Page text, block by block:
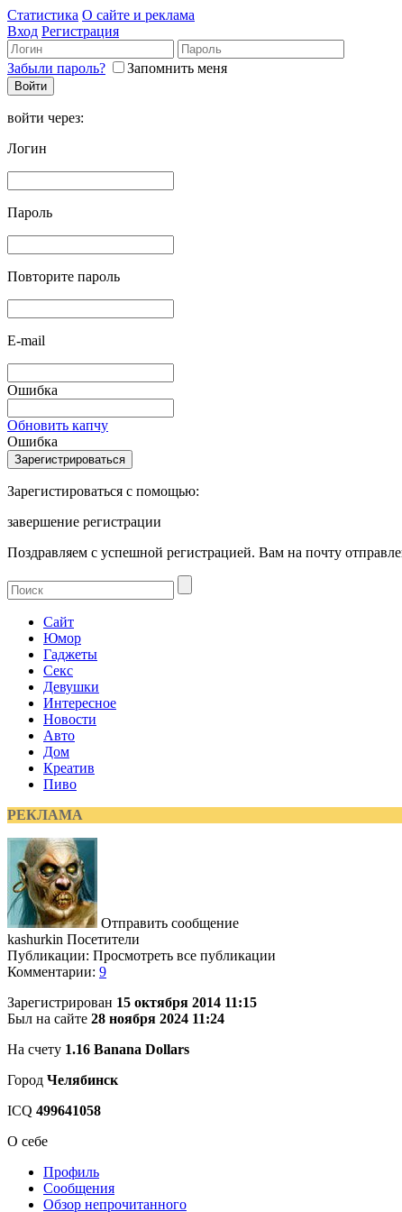
Статистика О сайте и реклама
Вход Регистрация
Забыли пароль? Запомнить меня
войти через:
Логин
Пароль
Повторите пароль
E-mail
Ошибка
Обновить капчу
Ошибка
Зарегистироваться с помощью:
завершение регистрации
Поздравляем с успешной регистрацией. Вам на почту
Сайт
Юмор
Гаджеты
Секс
Девушки
Интересное
Новости
Авто
Дом
Креатив
Пиво
РЕКЛАМА
Отправить сообщение
kashurkin Посетители
Публикации: Просмотреть все публикации
Комментарии: 9
Зарегистрирован 15 октября 2014 11:15
Был на сайте 28 ноября 2024 11:24
На счету 1.16 Banana Dollars
Город Челябинск
ICQ 499641058
О себе
Профиль
Сообщения
Обзор непрочитанного